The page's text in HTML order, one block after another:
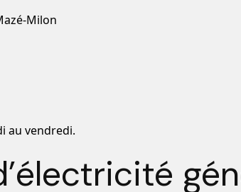
Milon
au vendredi.